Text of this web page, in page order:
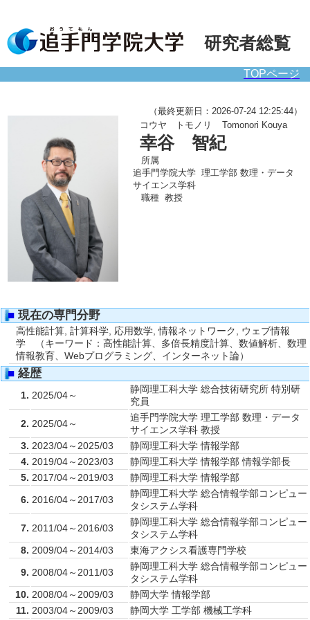
研究者総覧
TOPページ
（最終更新日：2026-07-24 12:25:44）
コウヤ トモノリ
Tomonori Kouya
幸谷 智紀
所属
追手門学院大学 理工学部 数理・データ
サイエンス学科
職種 教授
■ 現在の専門分野
高性能計算, 計算科学, 応用数学, 情報ネットワーク, ウェブ情報
学 （キーワード：高性能計算、多倍長精度計算、数値解析、数理
情報教育、Webプログラミング、インターネット論）
■ 経歴
1. 2025/04～
静岡理工科大学 総合技術研究所 特別研
究員
2. 2025/04～
追手門学院大学 理工学部 数理・データ
サイエンス学科 教授
3. 2023/04～2025/03
静岡理工科大学 情報学部
4. 2019/04～2023/03
静岡理工科大学 情報学部 情報学部長
5. 2017/04～2019/03 静岡理工科大学 情報学部
6. 2016/04～2017/03
静岡理工科大学 総合情報学部コンピュー
タシステム学科
7. 2011/04～2016/03
静岡理工科大学 総合情報学部コンピュー
タシステム学科
8. 2009/04～2014/03 東海アクシス看護専門学校
9. 2008/04～2011/03
静岡理工科大学 総合情報学部コンピュー
タシステム学科
10. 2008/04～2009/03
静岡大学 情報学部
11. 2003/04～2009/03 静岡大学 工学部 機械工学科